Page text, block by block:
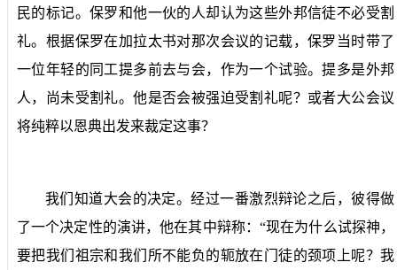
民的标记。保罗和他一伙的人却认为这些外邦信徒不必受割
礼。根据保罗在加拉太书对那次会议的记载，保罗当时带了
一位年轻的同工提多前去与会，作为一个试验。提多是外邦
人，尚未受割礼。他是否会被强迫受割礼呢？或者大公会议
将纯粹以恩典出发来裁定这事？
我们知道大会的决定。经过一番激烈辩论之后，彼得做
了一个决定性的演讲，他在其中辩称：“现在为什么试探神，
要把我们祖宗和我们所不能负的轭放在门徒的颈项上呢？我